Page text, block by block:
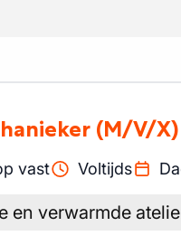
(M/V/X)
vast Voltijds
en verwarmde